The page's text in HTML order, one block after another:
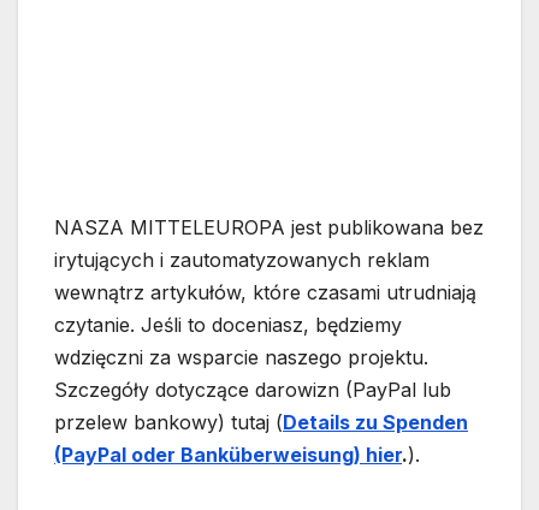
NASZA MITTELEUROPA jest publikowana bez
irytujących i zautomatyzowanych reklam
wewnątrz artykułów, które czasami utrudniają
czytanie. Jeśli to doceniasz, będziemy
wdzięczni za wsparcie naszego projektu.
Szczegóły dotyczące darowizn (PayPal lub
przelew bankowy) tutaj (Details zu Spenden
(PayPal oder Banküberweisung) hier.).